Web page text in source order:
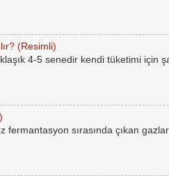
(Resimli)
4-5 senedir kendi tüketimi için
fermantasyon sırasında çıkan